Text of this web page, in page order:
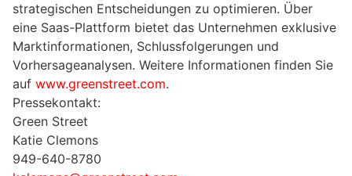
strategischen Entscheidungen zu optimieren. Über
eine Saas-Plattform bietet das Unternehmen exklusive
Marktinformationen, Schlussfolgerungen und
Vorhersageanalysen. Weitere Informationen finden Sie
auf www.greenstreet.com.
Pressekontakt:
Green Street
Katie Clemons
949-640-8780